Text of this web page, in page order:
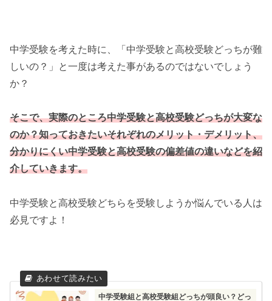
中学受験を考えた時に、「中学受験と高校受験どっちが難
しいの？」と一度は考えた事があるのではないでしょう
か？
そこで、実際のところ中学受験と高校受験どっちが大変な
のか？知っておきたいそれぞれのメリット・デメリット、
分かりにくい中学受験と高校受験の偏差値の違いなどを紹
介していきます。
中学受験と高校受験どちらを受験しようか悩んでいる人は
必見ですよ！
中学受験組と高校受験組どっちが頭良い？どっ